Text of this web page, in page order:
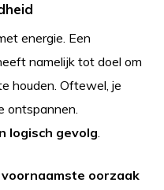
energie. Een
namelijk tot doel om
houden. Oftewel, je
ontspannen.
logisch gevolg.
oorzaak